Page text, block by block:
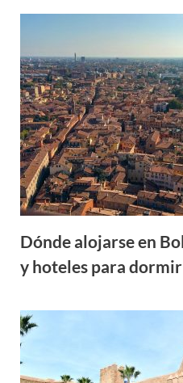
Dónde alojarse en
y hoteles para dormir